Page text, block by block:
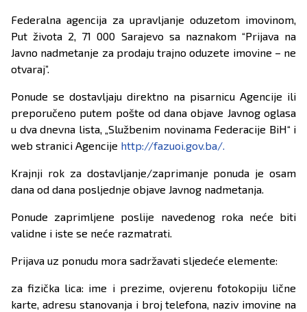
Federalna agencija za upravljanje oduzetom imovinom,
Put života 2, 71 000 Sarajevo sa naznakom “Prijava na
Javno nadmetanje za prodaju trajno oduzete imovine – ne
otvaraj”.
Ponude se dostavljaju direktno na pisarnicu Agencije ili
preporučeno putem pošte od dana objave Javnog oglasa
u dva dnevna lista, „Službenim novinama Federacije BiH“ i
web stranici Agencije http://fazuoi.gov.ba/.
Krajnji rok za dostavljanje/zaprimanje ponuda je osam
dana od dana posljednje objave Javnog nadmetanja.
Ponude zaprimljene poslije navedenog roka neće biti
validne i iste se neće razmatrati.
Prijava uz ponudu mora sadržavati sljedeće elemente:
za fizička lica: ime i prezime, ovjerenu fotokopiju lične
karte, adresu stanovanja i broj telefona, naziv imovine na